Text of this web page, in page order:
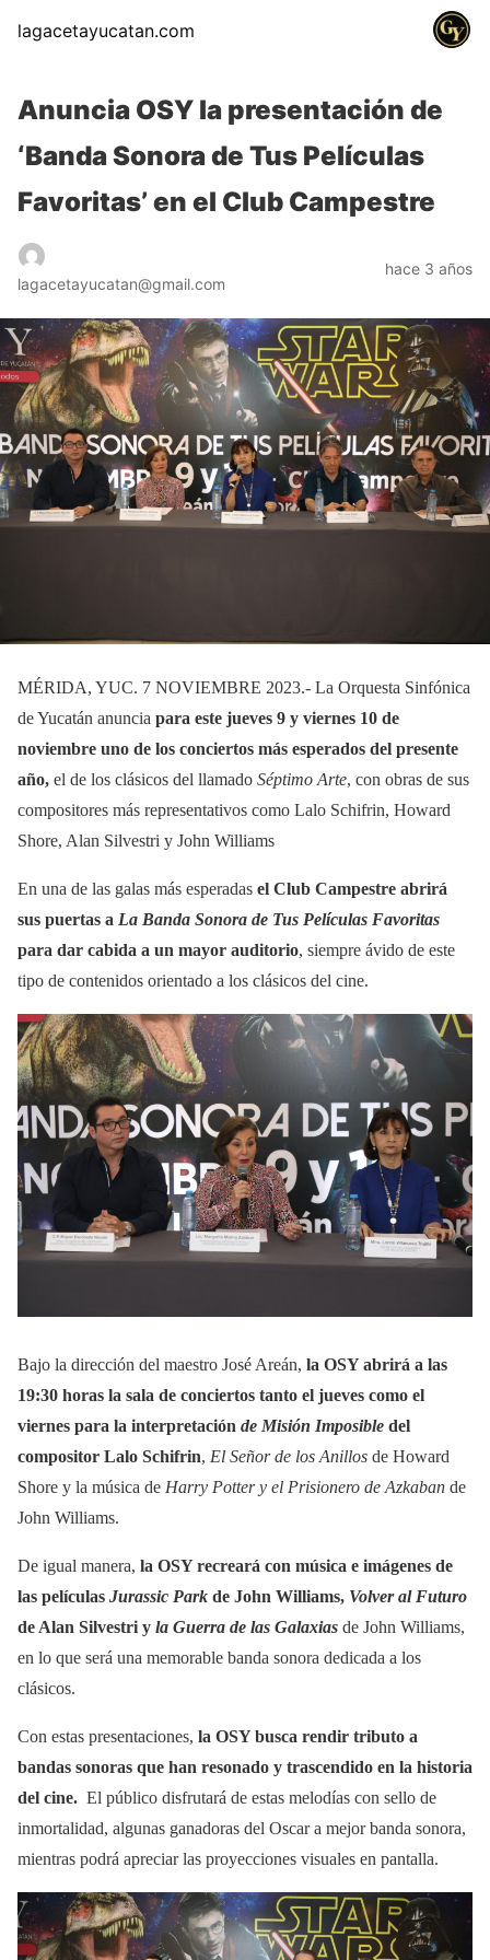
lagacetayucatan.com
Anuncia OSY la presentación de
‘Banda Sonora de Tus Películas
Favoritas’ en el Club Campestre
lagacetayucatan@gmail.com
hace 3 años
MÉRIDA, YUC. 7 NOVIEMBRE 2023.- La Orquesta Sinfónica
de Yucatán anuncia para este jueves 9 y viernes 10 de
noviembre uno de los conciertos más esperados del presente
año, el de los clásicos del llamado Séptimo Arte, con obras de sus
compositores más representativos como Lalo Schifrin, Howard
Shore, Alan Silvestri y John Williams
En una de las galas más esperadas el Club Campestre abrirá
sus puertas a La Banda Sonora de Tus Películas Favoritas
para dar cabida a un mayor auditorio, siempre ávido de este
tipo de contenidos orientado a los clásicos del cine.
Bajo la dirección del maestro José Areán, la OSY abrirá a las
19:30 horas la sala de conciertos tanto el jueves como el
viernes para la interpretación de Misión Imposible del
compositor Lalo Schifrin, El Señor de los Anillos de Howard
Shore y la música de Harry Potter y el Prisionero de Azkaban de
John Williams.
De igual manera, la OSY recreará con música e imágenes de
las películas Jurassic Park de John Williams, Volver al Futuro
de Alan Silvestri y la Guerra de las Galaxias de John Williams,
en lo que será una memorable banda sonora dedicada a los
clásicos.
Con estas presentaciones, la OSY busca rendir tributo a
bandas sonoras que han resonado y trascendido en la historia
del cine. El público disfrutará de estas melodías con sello de
inmortalidad, algunas ganadoras del Oscar a mejor banda sonora,
mientras podrá apreciar las proyecciones visuales en pantalla.